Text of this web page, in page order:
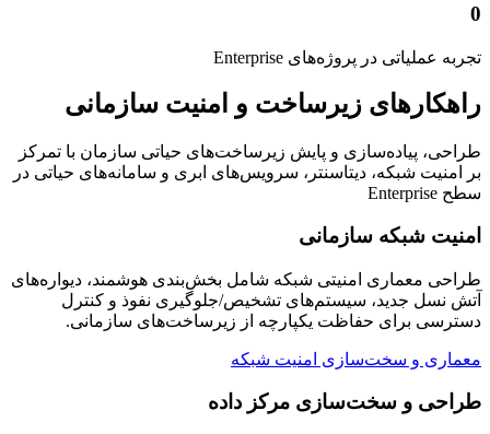
0
تجربه عملیاتی در پروژه‌های Enterprise
راهکارهای زیرساخت و امنیت سازمانی
طراحی، پیاده‌سازی و پایش زیرساخت‌های حیاتی سازمان با تمرکز
بر امنیت شبکه، دیتاسنتر، سرویس‌های ابری و سامانه‌های حیاتی در
سطح Enterprise
امنیت شبکه سازمانی
طراحی معماری امنیتی شبکه شامل بخش‌بندی هوشمند، دیواره‌های
آتش نسل جدید، سیستم‌های تشخیص/جلوگیری نفوذ و کنترل
دسترسی برای حفاظت یکپارچه از زیرساخت‌های سازمانی.
معماری و سخت‌سازی امنیت شبکه
طراحی و سخت‌سازی مرکز داده